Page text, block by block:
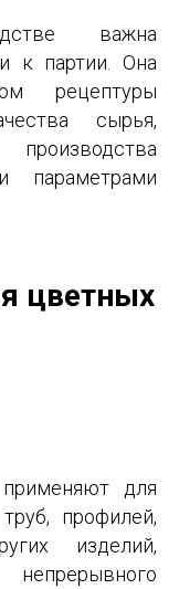
важна
к партии. Она
рецептуры
сырья,
параметрами
цветных
для
профилей,
изделий,